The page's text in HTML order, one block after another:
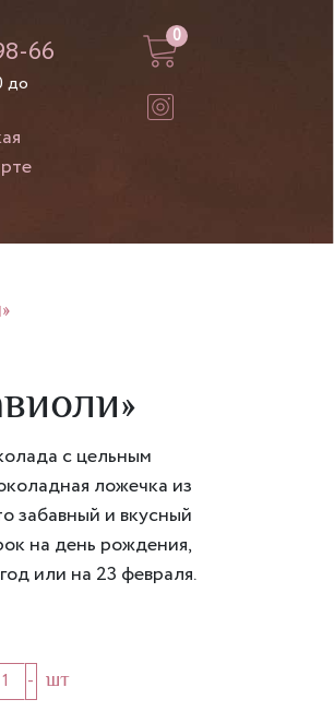
66
до
0
с цельным
ложечка из
забавный и вкусный
на день рождения,
или на 23 февраля.
1 шт